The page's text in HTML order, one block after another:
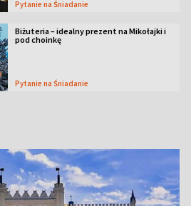
Pytanie na Śniadanie
Biżuteria – idealny prezent na Mikołajki i
pod choinkę
Pytanie na Śniadanie